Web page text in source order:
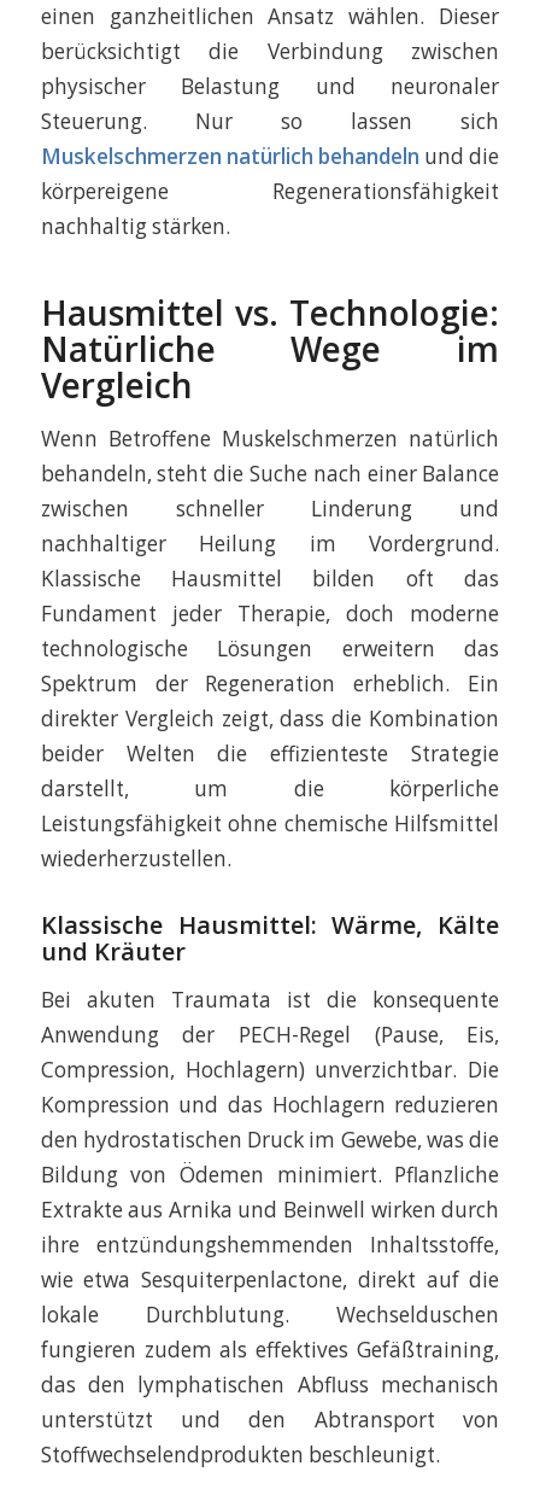
einen ganzheitlichen Ansatz wählen. Dieser
berücksichtigt die Verbindung zwischen
physischer Belastung und neuronaler
Steuerung. Nur so lassen sich
Muskelschmerzen natürlich behandeln und die
körpereigene Regenerationsfähigkeit
nachhaltig stärken.
Hausmittel vs. Technologie:
Natürliche Wege im
Vergleich
Wenn Betroffene Muskelschmerzen natürlich
behandeln, steht die Suche nach einer Balance
zwischen schneller Linderung und
nachhaltiger Heilung im Vordergrund.
Klassische Hausmittel bilden oft das
Fundament jeder Therapie, doch moderne
technologische Lösungen erweitern das
Spektrum der Regeneration erheblich. Ein
direkter Vergleich zeigt, dass die Kombination
beider Welten die effizienteste Strategie
darstellt, um die körperliche
Leistungsfähigkeit ohne chemische Hilfsmittel
wiederherzustellen.
Klassische Hausmittel: Wärme, Kälte
und Kräuter
Bei akuten Traumata ist die konsequente
Anwendung der PECH-Regel (Pause, Eis,
Compression, Hochlagern) unverzichtbar. Die
Kompression und das Hochlagern reduzieren
den hydrostatischen Druck im Gewebe, was die
Bildung von Ödemen minimiert. Pflanzliche
Extrakte aus Arnika und Beinwell wirken durch
ihre entzündungshemmenden Inhaltsstoffe,
wie etwa Sesquiterpenlactone, direkt auf die
lokale Durchblutung. Wechselduschen
fungieren zudem als effektives Gefäßtraining,
das den lymphatischen Abfluss mechanisch
unterstützt und den Abtransport von
Stoffwechselendprodukten beschleunigt.